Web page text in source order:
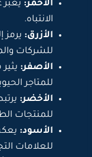
الأحمر:
الانتباه.
الأزرق: يرمز
للشركات
الأصفر:
للمتاجر
الأخضر:
للمنتجات
الأسود:
للعلامات